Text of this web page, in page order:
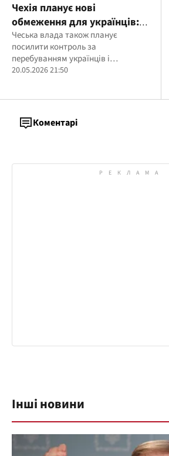
Чехія планує нові
обмеження для українців:
що зміниться
Чеська влада також планує
посилити контроль за
перебуванням українців і
перевірки документів
20.05.2026 21:50
Коментарі
Інші новини